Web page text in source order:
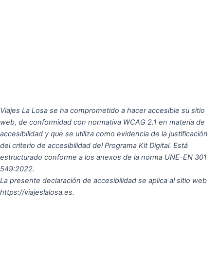
Viajes La Losa se ha comprometido a hacer accesible su sitio
web, de conformidad con normativa WCAG 2.1 en materia de
accesibilidad y que se utiliza como evidencia de la justificación
del criterio de accesibilidad del Programa Kit Digital. Está
estructurado conforme a los anexos de la norma UNE-EN 301
549:2022.
La presente declaración de accesibilidad se aplica al sitio web
https://viajeslalosa.es.